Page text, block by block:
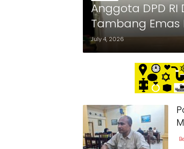
Anggota DPD
Tambang Emas
July 4, 2026